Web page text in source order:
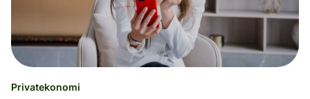
Privatekonomi